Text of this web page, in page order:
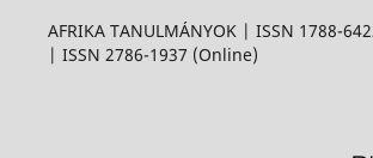
AFRIKA TANULMÁNYOK | ISSN 1788-
| ISSN 2786-1937 (Online)